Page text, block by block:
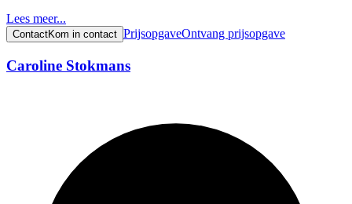
Lees meer...
ContactKom in contact PrijsopgaveOntvang prijsopgave
Caroline Stokmans